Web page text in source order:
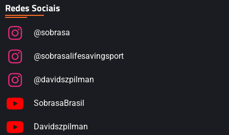
Redes Sociais
@sobrasa
@sobrasalifesavingsport
@davidszpilman
SobrasaBrasil
Davidszpilman